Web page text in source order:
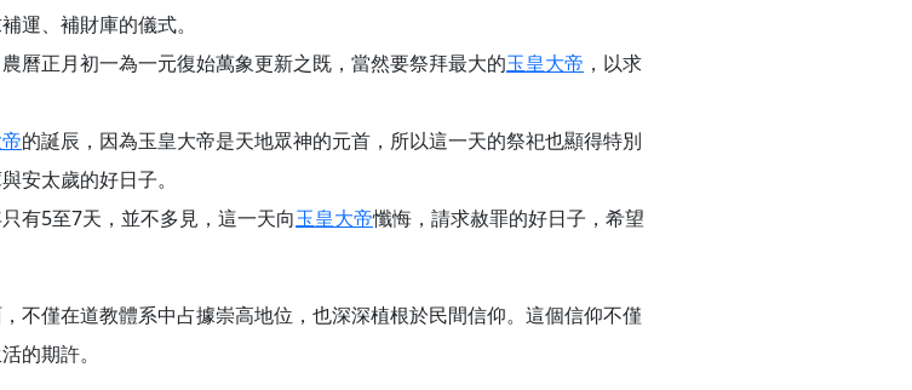
運、補財庫的儀式。
農曆正月初一為一元復始萬象更新之既，當然要祭拜最大的玉皇大帝 ，以求
的誕辰，因為玉皇大帝是天地眾神的元首，所以這一天的祭祀也顯得特別
安太歲的好日子。
有5至7天，並不多見，這一天向玉皇大帝懺悔，請求赦罪的好日子，希望
不僅在道教體系中占據崇高地位，也深深植根於民間信仰。這個信仰不僅
的期許。